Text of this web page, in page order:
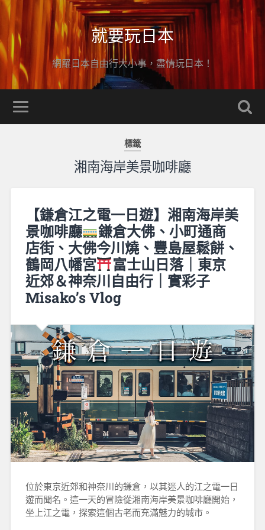
就要玩日本
網羅日本自由行大小事，盡情玩日本！
標籤
湘南海岸美景咖啡廳
【鎌倉江之電一日遊】湘南海岸美
景咖啡廳
鎌倉大佛、小町通商
店街、大佛今川燒、豐島屋鬆餅、
鶴岡八幡宮
富士山日落｜東京
近郊＆神奈川自由行｜實彩子
Misako’s Vlog
位於東京近郊和神奈川的鎌倉，以其迷人的江之電一日
遊而聞名。這一天的冒險從湘南海岸美景咖啡廳開始，
坐上江之電，探索這個古老而充滿魅力的城市。